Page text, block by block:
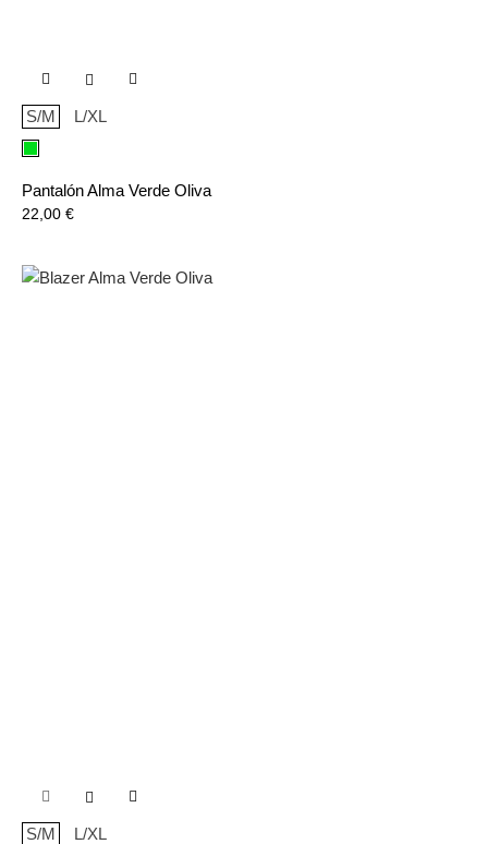

S/M
L/XL
Verde
Pantalón Alma Verde Oliva
Precio
22,00 €

S/M
L/XL